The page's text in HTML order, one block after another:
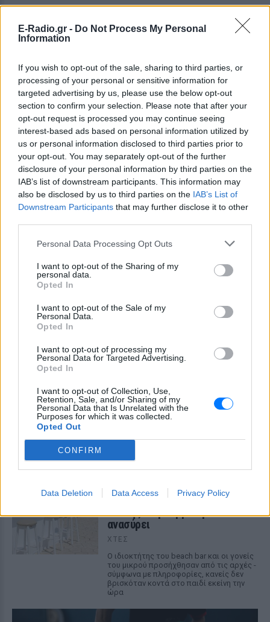
E-Radio.gr - Do Not Process My Personal
Information
If you wish to opt-out of the sale, sharing to third parties, or
processing of your personal or sensitive information for
targeted advertising by us, please use the below opt-out
section to confirm your selection. Please note that after your
opt-out request is processed you may continue seeing
interest-based ads based on personal information utilized by
us or personal information disclosed to third parties prior to
your opt-out. You may separately opt-out of the further
disclosure of your personal information by third parties on the
IAB’s list of downstream participants. This information may
also be disclosed by us to third parties on the IAB’s List of
Downstream Participants that may further disclose it to other
Personal Data Processing Opt Outs
I want to opt-out of the Sharing of my
personal data.
Opted In
I want to opt-out of the Sale of my
Personal Data.
Opted In
I want to opt-out of processing my
Personal Data for Targeted Advertising.
Opted In
I want to opt-out of Collection, Use,
Retention, Sale, and/or Sharing of my
Personal Data that Is Unrelated with the
Purposes for which it was collected.
Opted Out
CONFIRM
Data Deletion Data Access Privacy Policy
ΔΕΙΤΕ ΕΠΙΣΗΣ
ΣΤΗΝ ΙΔΙΑ ΚΑΤΗΓΟΡΙΑ
19χρονο να οδηγείται με τη βία
«busification»
Βίντεο που φέρεται να δείχνει βίαιη
μεταφορά άνδρα για στρατιωτική
Ουκρανία: Βίντεο σοκ με
για επιστράτευση ‑ Τι είναι το
«busification»
ΧΤΕΣ
μεταφορά άνδρα για στρατιωτική
Πάρο: 4χρονος έχασε τη ζωή
του σε πισίνα beach bar –
Βούτηξε ο μπάρμαν για να τον
ανασύρει
ΧΤΕΣ
Ο ιδιοκτήτης του beach bar και οι γονείς
του μικρού προσήχθησαν από τις αρχές -
σύμφωνα με πληροφορίες, κανείς δεν
βρισκόταν κοντά στο παιδί εκείνη την
ώρα